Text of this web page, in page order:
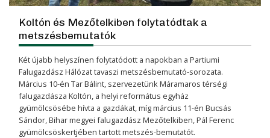
Koltón és Mezőtelkiben folytatódtak a
metszésbemutatók
Két újabb helyszínen folytatódott a napokban a Partiumi
Falugazdász Hálózat tavaszi metszésbemutató-sorozata.
Március 10-én Tar Bálint, szervezetünk Máramaros térségi
falugazdásza Koltón, a helyi református egyház
gyümölcsösébe hívta a gazdákat, míg március 11-én Bucsás
Sándor, Bihar megyei falugazdász Mezőtelkiben, Pál Ferenc
gyümölcsöskertjében tartott metszés-bemutatót.